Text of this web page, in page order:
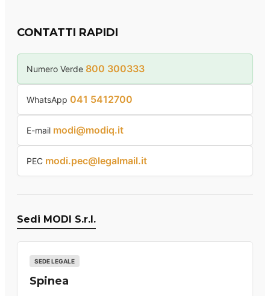
CONTATTI RAPIDI
Numero Verde 800 300333
WhatsApp 041 5412700
E-mail modi@modiq.it
PEC modi.pec@legalmail.it
Sedi MODI S.r.l.
SEDE LEGALE
Spinea